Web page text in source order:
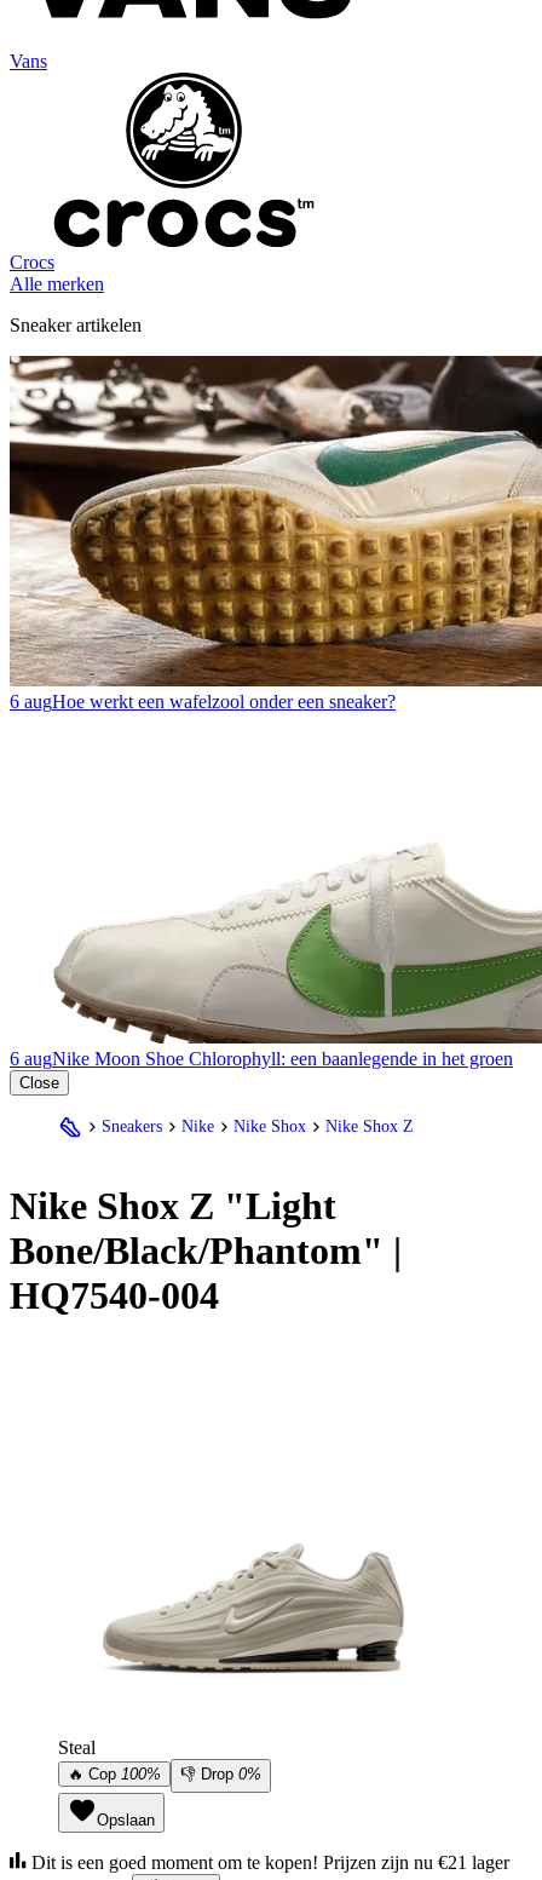
Vans
Crocs
Alle merken
Sneaker artikelen
6 augHoe werkt een wafelzool onder een sneaker?
6 augNike Moon Shoe Chlorophyll: een baanlegende in het groen
Close
Sneakers Nike Nike Shox Nike Shox Z
Nike Shox Z "Light
Bone/Black/Phantom" |
HQ7540-004
Steal
🔥 Cop 100% 👎 Drop 0%
Opslaan
Dit is een goed moment om te kopen! Prijzen zijn nu €21 lager